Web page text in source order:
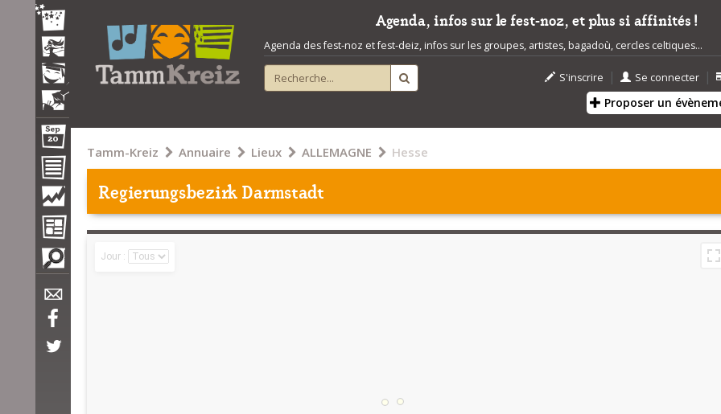
Agenda, infos sur le fest-noz, et plus si affinités !
Agenda des fest-noz et fest-deiz, infos sur les groupes, artistes, bagadoù, cercles celtiques...
S'inscrire | Se connecter |
Proposer un
Tamm-Kreiz Annuaire Lieux ALLEMAGNE Hesse
Regierungsbezirk Darmstadt
Jour :